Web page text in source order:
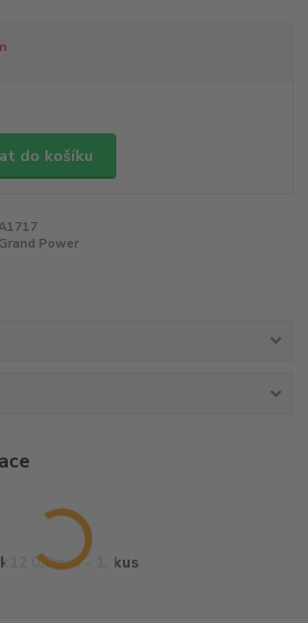
do košíku
Grand Power
0,8mm - 1. kus